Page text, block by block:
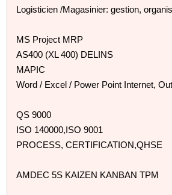
Logisticien /Magasinier: gestion,
MS Project MRP
AS400 (XL 400) DELINS
MAPIC
Word / Excel / Power Point Internet,
QS 9000
ISO 140000,ISO 9001
PROCESS, CERTIFICATION,QHSE
AMDEC 5S KAIZEN KANBAN TPM